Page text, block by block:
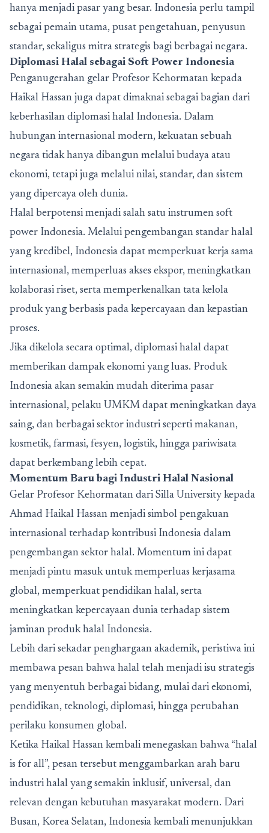
hanya menjadi pasar yang besar. Indonesia perlu tampil
sebagai pemain utama, pusat pengetahuan, penyusun
standar, sekaligus mitra strategis bagi berbagai negara.
Diplomasi Halal sebagai Soft Power Indonesia
Penganugerahan gelar Profesor Kehormatan kepada
Haikal Hassan juga dapat dimaknai sebagai bagian dari
keberhasilan diplomasi halal Indonesia. Dalam
hubungan internasional modern, kekuatan sebuah
negara tidak hanya dibangun melalui budaya atau
ekonomi, tetapi juga melalui nilai, standar, dan sistem
yang dipercaya oleh dunia.
Halal berpotensi menjadi salah satu instrumen soft
power Indonesia. Melalui pengembangan standar halal
yang kredibel, Indonesia dapat memperkuat kerja sama
internasional, memperluas akses ekspor, meningkatkan
kolaborasi riset, serta memperkenalkan tata kelola
produk yang berbasis pada kepercayaan dan kepastian
proses.
Jika dikelola secara optimal, diplomasi halal dapat
memberikan dampak ekonomi yang luas. Produk
Indonesia akan semakin mudah diterima pasar
internasional, pelaku UMKM dapat meningkatkan daya
saing, dan berbagai sektor industri seperti makanan,
kosmetik, farmasi, fesyen, logistik, hingga pariwisata
dapat berkembang lebih cepat.
Momentum Baru bagi Industri Halal Nasional
Gelar Profesor Kehormatan dari Silla University kepada
Ahmad Haikal Hassan menjadi simbol pengakuan
internasional terhadap kontribusi Indonesia dalam
pengembangan sektor halal. Momentum ini dapat
menjadi pintu masuk untuk memperluas kerjasama
global, memperkuat pendidikan halal, serta
meningkatkan kepercayaan dunia terhadap sistem
jaminan produk halal Indonesia.
Lebih dari sekadar penghargaan akademik, peristiwa ini
membawa pesan bahwa halal telah menjadi isu strategis
yang menyentuh berbagai bidang, mulai dari ekonomi,
pendidikan, teknologi, diplomasi, hingga perubahan
perilaku konsumen global.
Ketika Haikal Hassan kembali menegaskan bahwa “halal
is for all”, pesan tersebut menggambarkan arah baru
industri halal yang semakin inklusif, universal, dan
relevan dengan kebutuhan masyarakat modern. Dari
Busan, Korea Selatan, Indonesia kembali menunjukkan